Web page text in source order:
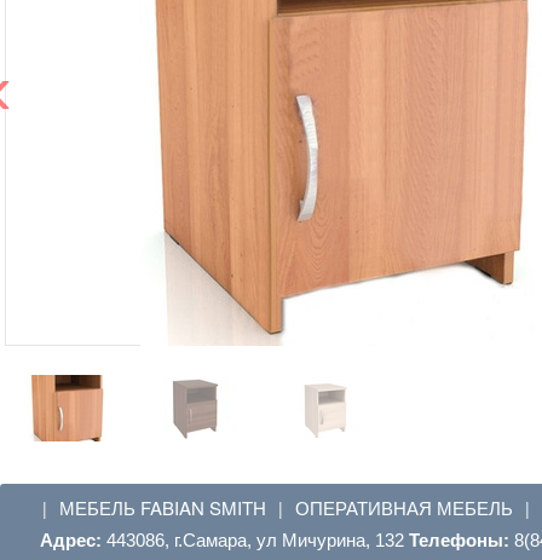
| МЕБЕЛЬ FABIAN SMITH | ОПЕРАТИВНАЯ МЕБЕЛЬ |
Адрес: 443086, г.Самара, ул Мичурина, 132 Телефоны: